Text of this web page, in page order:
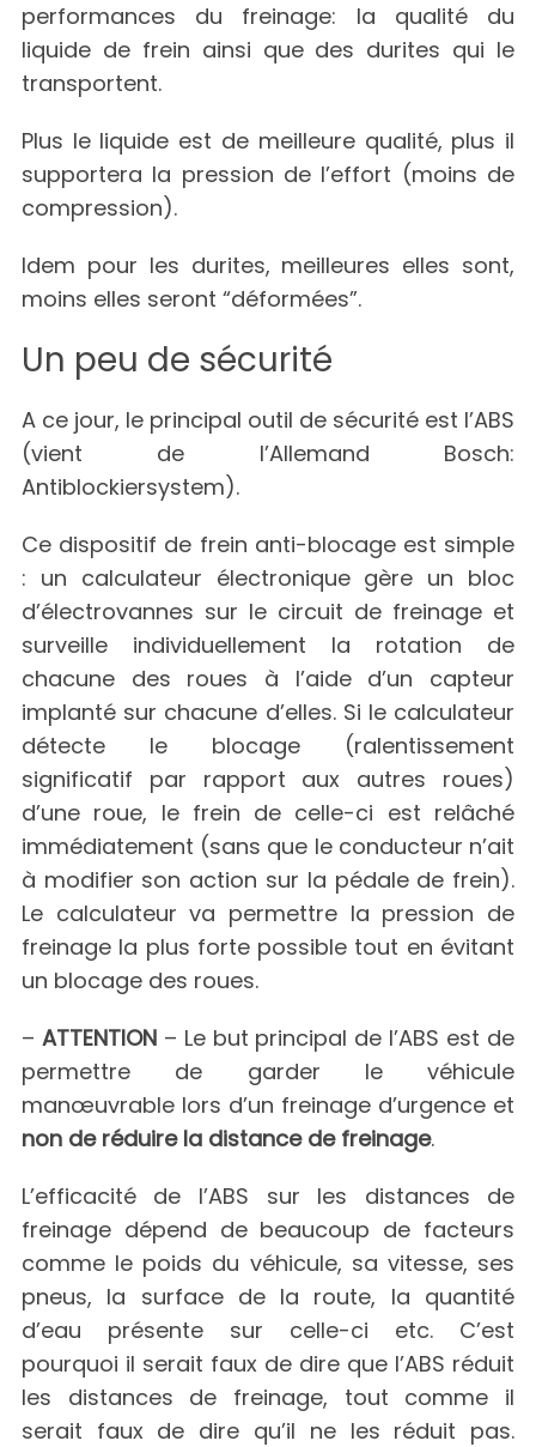
performances du freinage: la qualité du
liquide de frein ainsi que des durites qui le
transportent.
Plus le liquide est de meilleure qualité, plus il
supportera la pression de l’effort (moins de
compression).
Idem pour les durites, meilleures elles sont,
moins elles seront “déformées”.
Un peu de sécurité
A ce jour, le principal outil de sécurité est l’ABS
(vient de l’Allemand Bosch:
Antiblockiersystem).
Ce dispositif de frein anti-blocage est simple
: un calculateur électronique gère un bloc
d’électrovannes sur le circuit de freinage et
surveille individuellement la rotation de
chacune des roues à l’aide d’un capteur
implanté sur chacune d’elles. Si le calculateur
détecte le blocage (ralentissement
significatif par rapport aux autres roues)
d’une roue, le frein de celle-ci est relâché
immédiatement (sans que le conducteur n’ait
à modifier son action sur la pédale de frein).
Le calculateur va permettre la pression de
freinage la plus forte possible tout en évitant
un blocage des roues.
– ATTENTION– Le but principal de l’ABS est de
permettre de garder le véhicule
manœuvrable lors d’un freinage d’urgence et
non de réduire la distance de freinage.
L’efficacité de l’ABS sur les distances de
freinage dépend de beaucoup de facteurs
comme le poids du véhicule, sa vitesse, ses
pneus, la surface de la route, la quantité
d’eau présente sur celle-ci etc. C’est
pourquoi il serait faux de dire que l’ABS réduit
les distances de freinage, tout comme il
serait faux de dire qu’il ne les réduit pas.